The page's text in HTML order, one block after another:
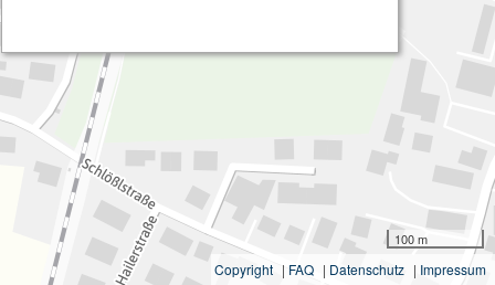
100 m
Copyright | FAQ | Datenschutz | Impressum